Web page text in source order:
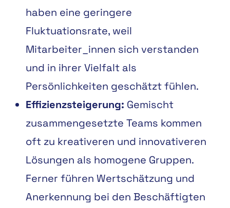
haben eine geringere
Fluktuationsrate, weil
Mitarbeiter innen sich verstanden
und in ihrer Vielfalt als
Persönlichkeiten geschätzt fühlen.
Effizienzsteigerung: Gemischt
zusammengesetzte Teams kommen
oft zu kreativeren und innovativeren
Lösungen als homogene Gruppen.
Ferner führen Wertschätzung und
Anerkennung bei den Beschäftigten